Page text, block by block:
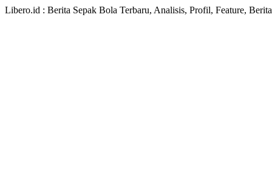
Libero.id : Berita Sepak Bola Terbaru, Analisis, Profil, Feature,